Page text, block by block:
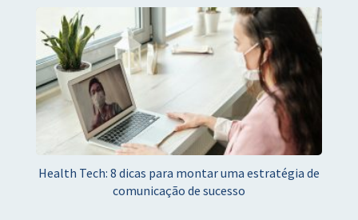
Health Tech: 8 dicas para montar uma estratégia de
comunicação de sucesso